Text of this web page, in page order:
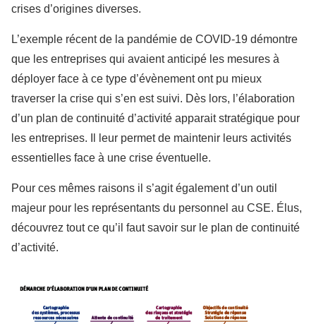
crises d’origines diverses.
L’exemple récent de la pandémie de COVID-19 démontre
que les entreprises qui avaient anticipé les mesures à
déployer face à ce type d’évènement ont pu mieux
traverser la crise qui s’en est suivi. Dès lors, l’élaboration
d’un plan de continuité d’activité apparait stratégique pour
les entreprises. Il leur permet de maintenir leurs activités
essentielles face à une crise éventuelle.
Pour ces mêmes raisons il s’agit également d’un outil
majeur pour les représentants du personnel au CSE. Élus,
découvrez tout ce qu’il faut savoir sur le plan de continuité
d’activité.